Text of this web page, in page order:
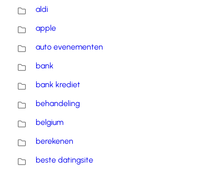
aldi
apple
auto evenementen
bank
bank krediet
behandeling
belgium
berekenen
beste datingsite